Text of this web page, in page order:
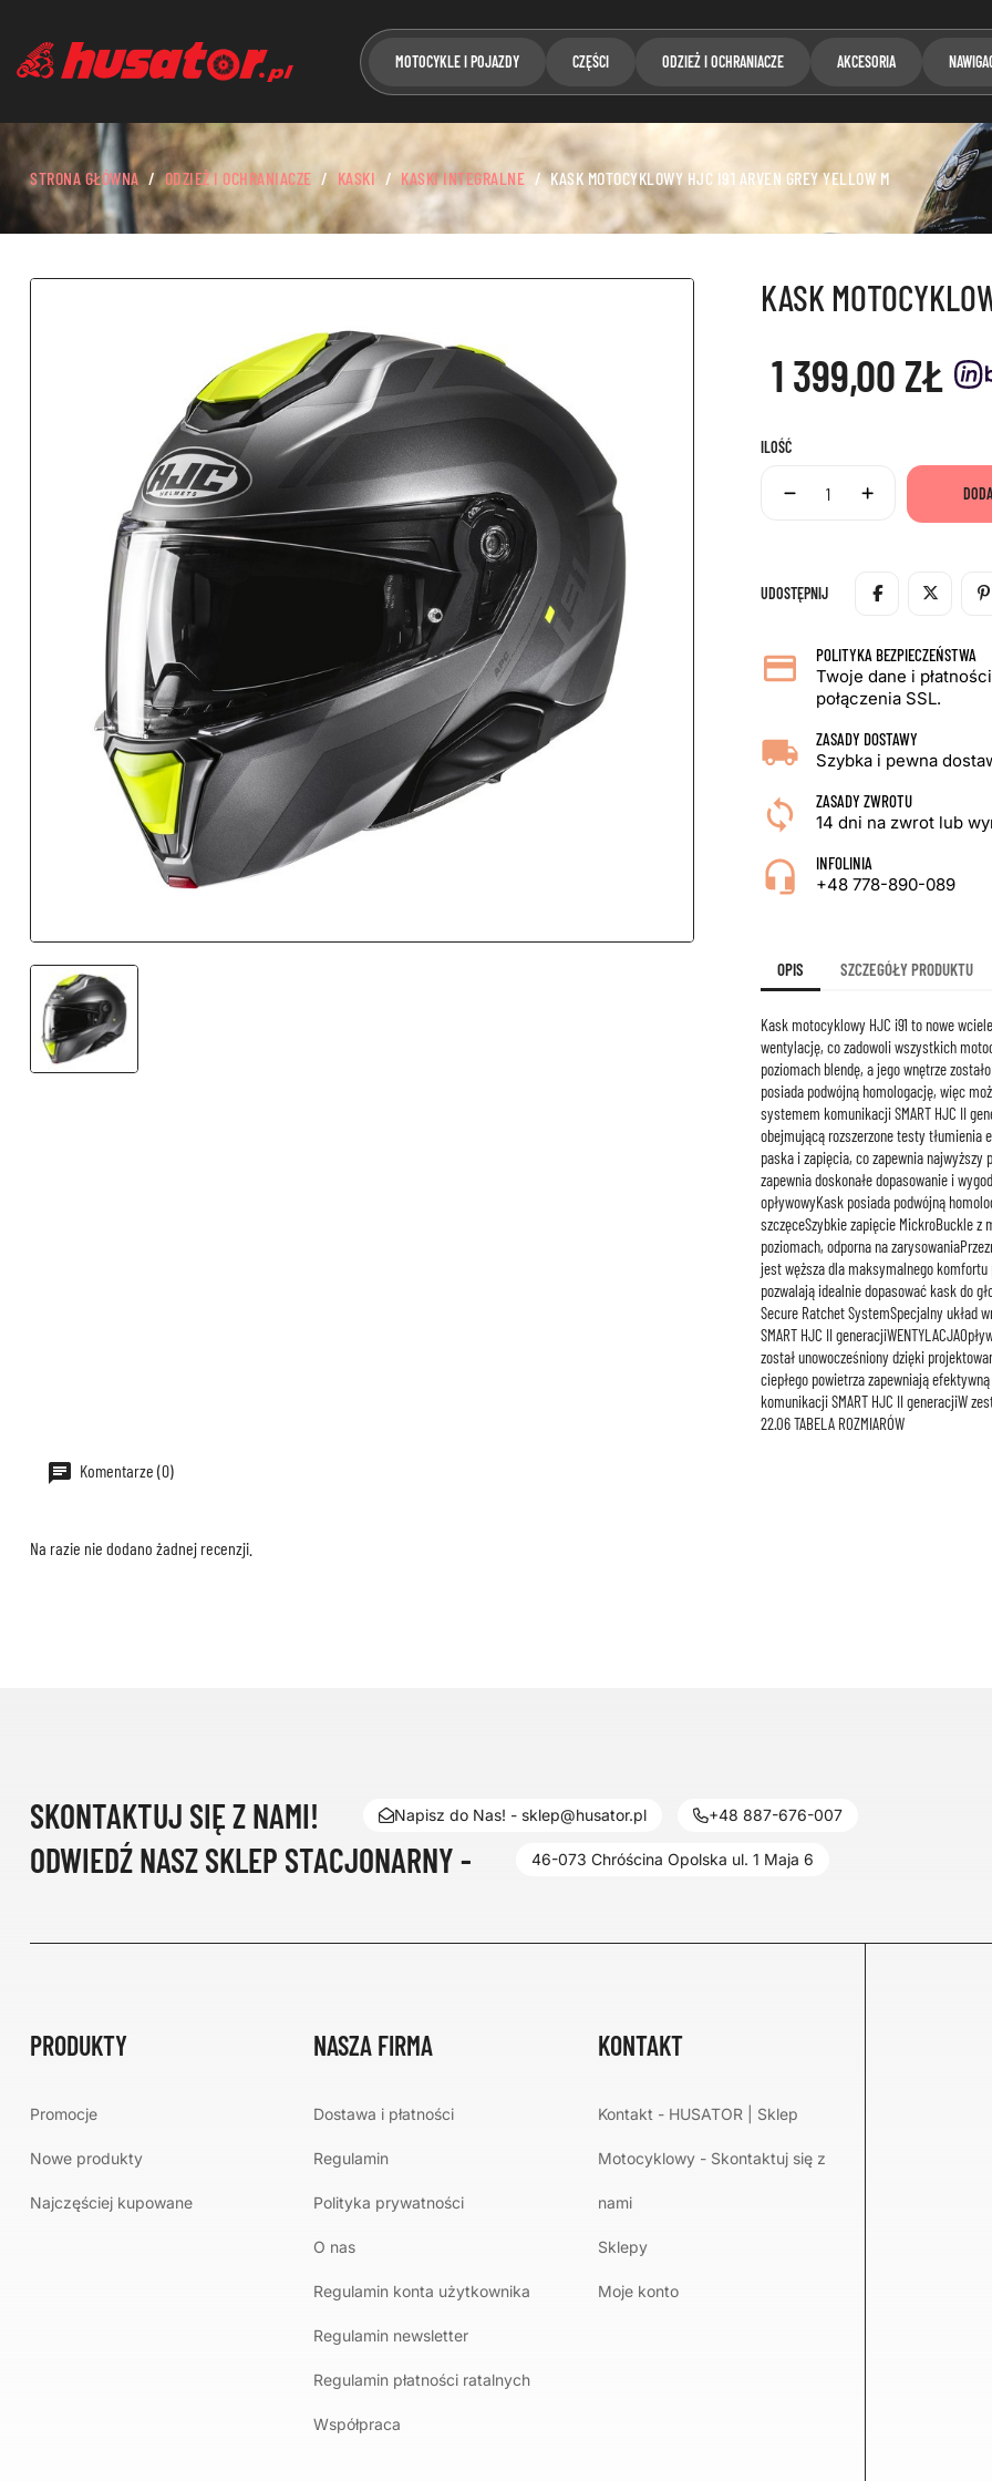
MOTOCYKLE I POJAZDY CZĘŚCI ODZIEŻ I OCHRANIACZE AKCESORIA
STRONA GŁÓWNA ODZIEŻ I OCHRANIACZE KASKI KASKI INTEGRALNE KASK MOTOCYKLOWY HJC I91 ARVEN GREY YELLOW M
KASK
1 399,00 ZŁ
ILOŚĆ
UDOSTĘPNIJ
POLITYKA BEZPIECZEŃSTWA
Twoje dane i
połączenia SSL.
ZASADY DOSTAWY
Szybka i pewna
ZASADY ZWROTU
14 dni na zwrot lub
INFOLINIA
+48 778-890-089
OPIS SZCZEGÓŁY PRODUKTU
Kask motocyklowy HJC i91 to nowe
wentylację, co zadowoli wszystkich
poziomach blendę, a jego wnętrze
posiada podwójną homologację, więc
systemem komunikacji SMART HJC II
obejmującą rozszerzone testy tłumienia
paska i zapięcia, co zapewnia najwyższy
zapewnia doskonałe dopasowanie i
opływowyKask posiada podwójną
szczęceSzybkie zapięcie MickroBuckle z
poziomach, odporna na
jest węższa dla maksymalnego
pozwalają idealnie dopasować kask do
Secure Ratchet SystemSpecjalny układ
SMART HJC II
został unowocześniony dzięki
ciepłego powietrza zapewniają
komunikacji SMART HJC II generacjiW
22.06 TABELA ROZMIARÓW
Komentarze (0)
Na razie nie dodano żadnej recenzji.
SKONTAKTUJ SIĘ Z NAMI! Napisz do Nas! - sklep@husator.pl +48 887-676-007
ODWIEDŹ NASZ SKLEP STACJONARNY - 46-073 Chróścina Opolska ul. 1 Maja 6
PRODUKTY
Promocje
Nowe produkty
Najczęściej kupowane
NASZA FIRMA
Dostawa i płatności
Regulamin
Polityka prywatności
O nas
Regulamin konta użytkownika
Regulamin newsletter
Regulamin płatności ratalnych
Współpraca
KONTAKT
Kontakt - HUSATOR | Sklep
Motocyklowy - Skontaktuj się z
nami
Sklepy
Moje konto